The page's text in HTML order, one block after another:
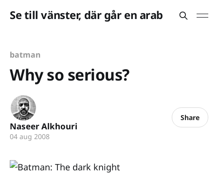
Se till vänster, där går en arab
batman
Why so serious?
Naseer Alkhouri
04 aug 2008
Share